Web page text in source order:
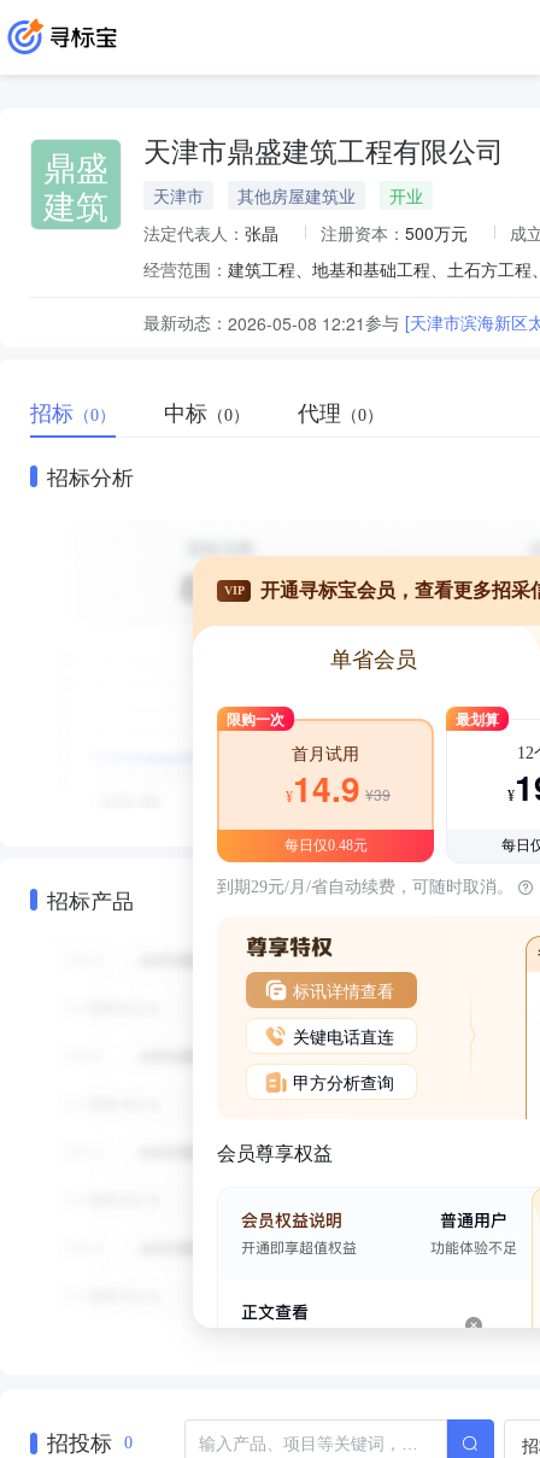
鼎盛
建筑
天津市鼎盛建筑工程有限公司
天津市 其他房屋建筑业
开业
法定代表人： 张晶 注册资本： 500万元
成
经营范围：
最新动态： 2026-05-08 12:21参与
招标 （0） 中标 （0） 代理 （0）
招标分析
招标产品
VIP 开通寻标宝会员，查看更多招采
单省会员
限购一次
首月试用
¥14.9 ¥39
每日仅0.48元
最划算
12
¥
每日
到期29元/月/省自动续费，可随时取消。
标讯详情查看
关键电话直连
甲方分析查询
会员尊享权益
招投标 0